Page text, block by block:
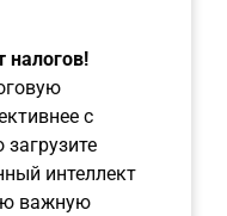
налогов!
с
загрузите
интеллект
важную